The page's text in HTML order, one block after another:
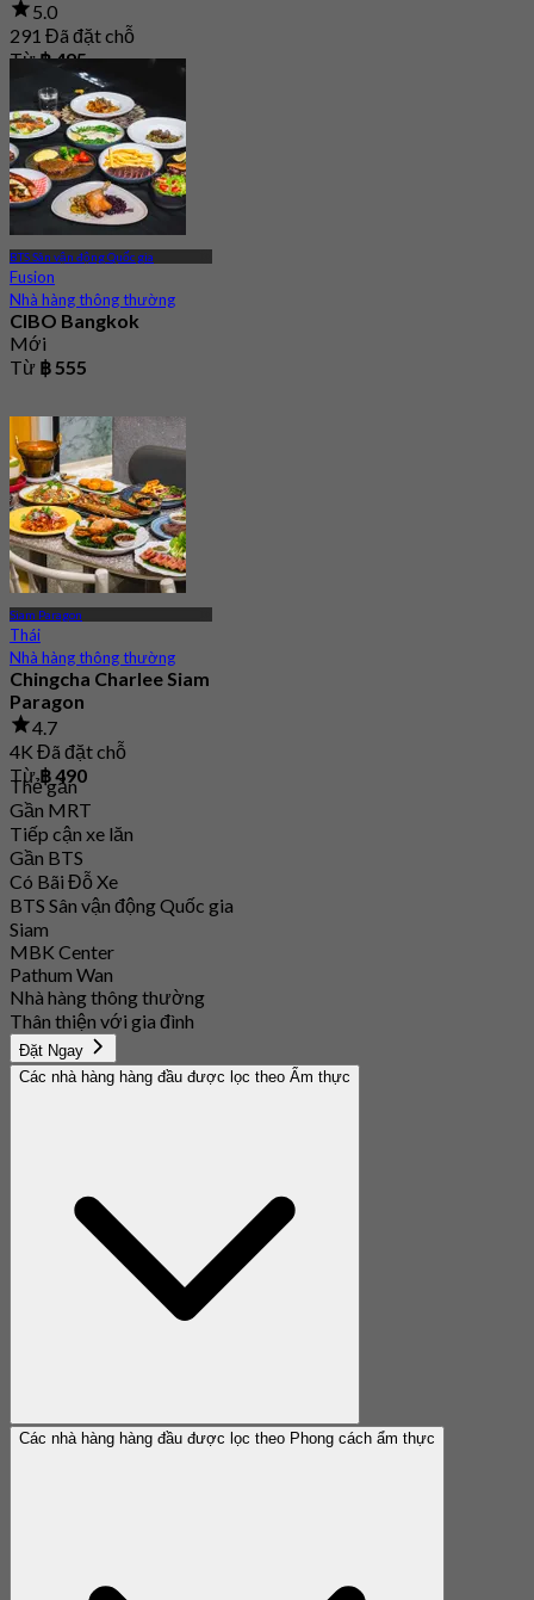
5.0
291 Đã đặt chỗ
Từ฿ 495
BTS Sân vận động Quốc gia
Fusion
Nhà hàng thông thường
CIBO Bangkok
Mới
Từ ฿ 555
Siam Paragon
Thái
Nhà hàng thông thường
Chingcha Charlee Siam
Paragon
4.7
4K Đã đặt chỗ
Từ฿ 490
Thẻ gắn
Gần MRT
Tiếp cận xe lăn
Gần BTS
Có Bãi Đỗ Xe
BTS Sân vận động Quốc gia
Siam
MBK Center
Pathum Wan
Nhà hàng thông thường
Thân thiện với gia đình
Đặt Ngay
Các nhà hàng hàng đầu được lọc theo Ẩm thực
Các nhà hàng hàng đầu được lọc theo Phong cách ẩm thực